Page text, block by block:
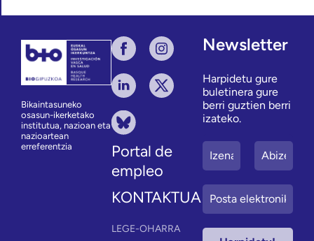
Bikaintasuneko
osasun-ikerketako
institutua, nazioan eta
nazioartean
erreferentzia
Portal de
empleo
KONTAKTUA
LEGE-OHARRA
Newsletter
Harpidetu gure
buletinera gure
berri guztien berri
izateko.